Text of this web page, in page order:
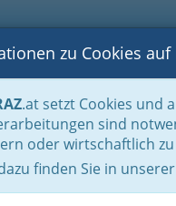
BLOGS FOTOS
zu Cookies auf
.at setzt Cookies und
sind
oder wirtschaftlich
finden Sie in unserer
Restaurants für